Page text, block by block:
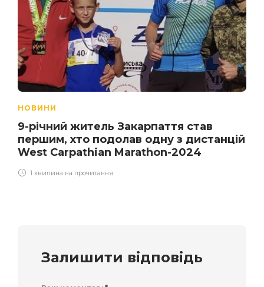
НОВИНИ
9-річний житель Закарпаття став
першим, хто подолав одну з дистанцій
West Carpathian Marathon-2024
1 хвилина на прочитання
Залишити відповідь